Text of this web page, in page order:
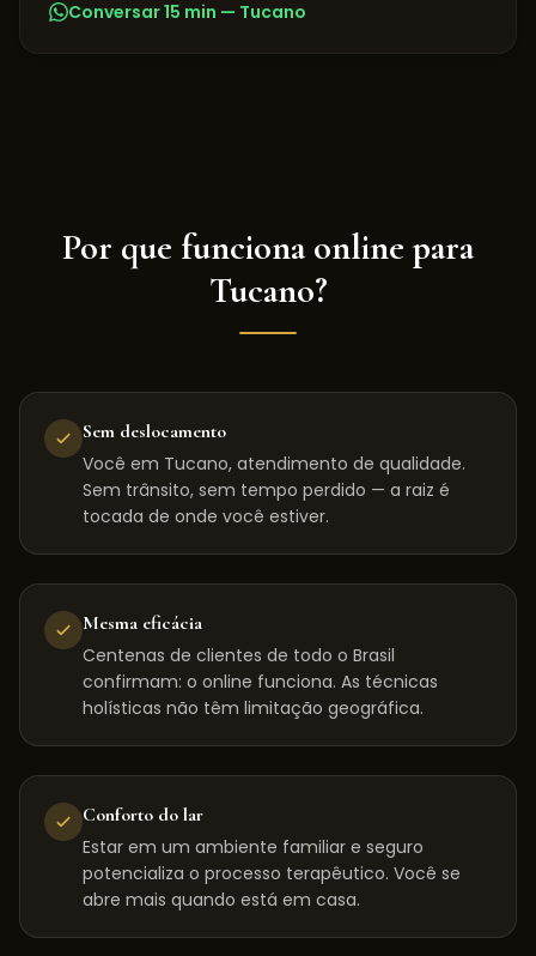
Conversar 15 min — Tucano
Por que funciona online para
Tucano?
Sem deslocamento
Você em Tucano, atendimento de qualidade.
Sem trânsito, sem tempo perdido — a raiz é
tocada de onde você estiver.
Mesma eficácia
Centenas de clientes de todo o Brasil
confirmam: o online funciona. As técnicas
holísticas não têm limitação geográfica.
Conforto do lar
Estar em um ambiente familiar e seguro
potencializa o processo terapêutico. Você se
abre mais quando está em casa.